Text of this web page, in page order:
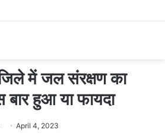
में जल संरक्षण का
बार हुआ या फायदा
April 4, 2023